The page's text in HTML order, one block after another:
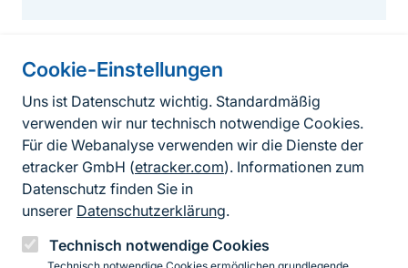
Cookie-Einstellungen
Uns ist Datenschutz wichtig. Standardmäßig
verwenden wir nur technisch notwendige Cookies.
Für die Webanalyse verwenden wir die Dienste der
etracker GmbH (etracker.com). Informationen zum
Datenschutz finden Sie in
unserer Datenschutzerklärung.
Technisch notwendige Cookies
Informationen zur Seite
FußzeileKontakt zum BfN
Kontaktformular
Erklärung zur Barrierefreiheit
Impressum